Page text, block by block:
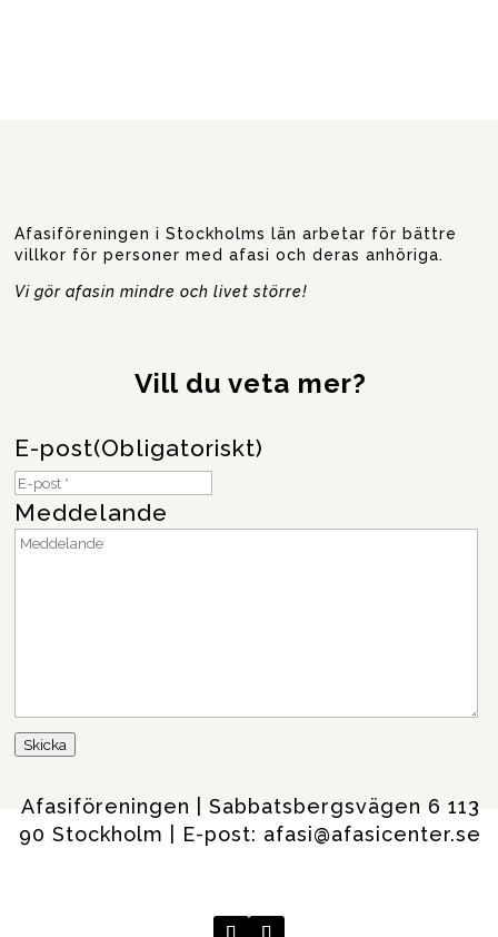
Afasiföreningen i Stockholms län arbetar för bättre
villkor för personer med afasi och deras anhöriga.
Vi gör afasin mindre och livet större!
Vill du veta mer?
E-post(Obligatoriskt)
Meddelande
Skicka
Afasiföreningen | Sabbatsbergsvägen 6 113
90 Stockholm | E-post: afasi@afasicenter.se